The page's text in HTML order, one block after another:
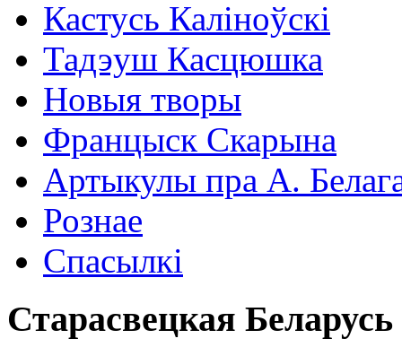
Кастусь Каліноўскі
Тадэуш Касцюшка
Новыя творы
Францыск Скарына
Артыкулы пра А.
Рознае
Спасылкі
Старасвецкая Беларусь